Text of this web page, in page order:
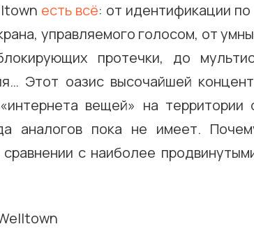
есть всё: от идентификации
управляемого голосом, от
протечки, до
Этот оазис высочайшей
вещей» на территории
аналогов пока не имеет.
с наиболее